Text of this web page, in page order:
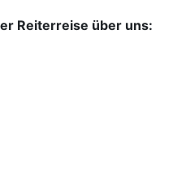
Reiterreise über uns: